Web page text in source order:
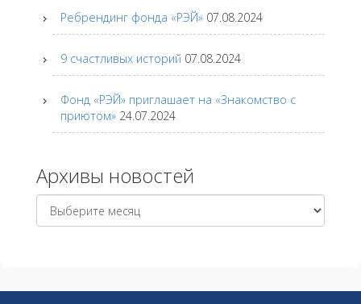
Ребрендинг фонда «РЭЙ» 07.08.2024
9 счастливых историй 07.08.2024
Фонд «РЭЙ» приглашает на «Знакомство с
приютом» 24.07.2024
Архивы новостей
Архивы
новостей